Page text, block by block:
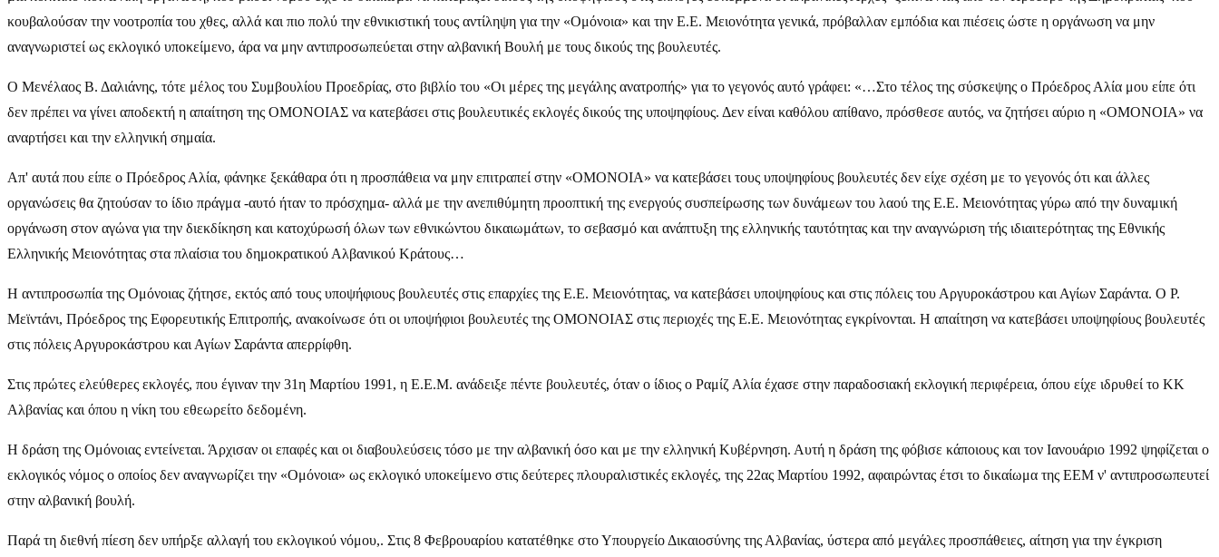
κουβαλούσαν την νοοτροπία του χθες, αλλά και πιο πολύ την εθνικιστική τους αντίληψη για την «Ομόνοια» και την Ε.Ε. Μειονότητα γενικά, πρόβαλλαν εμπόδια και πιέσεις ώστε η οργάνωση να μην
αναγνωριστεί ως εκλογικό υποκείμενο, άρα να μην αντιπροσωπεύεται στην αλβανική Βουλή με τους δικούς της βουλευτές.
Ο Μενέλαος Β. Δαλιάνης, τότε μέλος του Συμβουλίου Προεδρίας, στο βιβλίο του «Οι μέρες της μεγάλης ανατροπής» για το γεγονός αυτό γράφει: «…Στο τέλος της σύσκεψης ο Πρόεδρος Αλία μου είπε ότι
δεν πρέπει να γίνει αποδεκτή η απαίτηση της ΟΜΟΝΟΙΑΣ να κατεβάσει στις βουλευτικές εκλογές δικούς της υποψηφίους. Δεν είναι καθόλου απίθανο, πρόσθεσε αυτός, να ζητήσει αύριο η «ΟΜΟΝΟΙΑ» να
αναρτήσει και την ελληνική σημαία.
Απ' αυτά που είπε ο Πρόεδρος Αλία, φάνηκε ξεκάθαρα ότι η προσπάθεια να μην επιτραπεί στην «ΟΜΟΝΟΙΑ» να κατεβάσει τους υποψηφίους βουλευτές δεν είχε σχέση με το γεγονός ότι και άλλες
οργανώσεις θα ζητούσαν το ίδιο πράγμα -αυτό ήταν το πρόσχημα- αλλά με την ανεπιθύμητη προοπτική της ενεργούς συσπείρωσης των δυνάμεων του λαού της Ε.Ε. Μειονότητας γύρω από την δυναμική
οργάνωση στον αγώνα για την διεκδίκηση και κατοχύρωσή όλων των εθνικώντου δικαιωμάτων, το σεβασμό και ανάπτυξη της ελληνικής ταυτότητας και την αναγνώριση τής ιδιαιτερότητας της Εθνικής
Ελληνικής Μειονότητας στα πλαίσια του δημοκρατικού Αλβανικού Κράτους…
Η αντιπροσωπία της Ομόνοιας ζήτησε, εκτός από τους υποψήφιους βουλευτές στις επαρχίες της Ε.Ε. Μειονότητας, να κατεβάσει υποψηφίους και στις πόλεις του Αργυροκάστρου και Αγίων Σαράντα. Ο Ρ.
Μεϊντάνι, Πρόεδρος της Εφορευτικής Επιτροπής, ανακοίνωσε ότι οι υποψήφιοι βουλευτές της ΟΜΟΝΟΙΑΣ στις περιοχές της Ε.Ε. Μειονότητας εγκρίνονται. Η απαίτηση να κατεβάσει υποψηφίους βουλευτές
στις πόλεις Αργυροκάστρου και Αγίων Σαράντα απερρίφθη.
Στις πρώτες ελεύθερες εκλογές, που έγιναν την 31η Μαρτίου 1991, η Ε.Ε.Μ. ανάδειξε πέντε βουλευτές, όταν ο ίδιος ο Ραμίζ Αλία έχασε στην παραδοσιακή εκλογική περιφέρεια, όπου είχε ιδρυθεί το ΚΚ
Αλβανίας και όπου η νίκη του εθεωρείτο δεδομένη.
Η δράση της Ομόνοιας εντείνεται. Άρχισαν οι επαφές και οι διαβουλεύσεις τόσο με την αλβανική όσο και με την ελληνική Κυβέρνηση. Αυτή η δράση της φόβισε κάποιους και τον Ιανουάριο 1992 ψηφίζεται ο
εκλογικός νόμος ο οποίος δεν αναγνωρίζει την «Ομόνοια» ως εκλογικό υποκείμενο στις δεύτερες πλουραλιστικές εκλογές, της 22ας Μαρτίου 1992, αφαιρώντας έτσι το δικαίωμα της ΕΕΜ ν' αντιπροσωπευτεί
στην αλβανική βουλή.
Παρά τη διεθνή πίεση δεν υπήρξε αλλαγή του εκλογικού νόμου,. Στις 8 Φεβρουαρίου κατατέθηκε στο Υπουργείο Δικαιοσύνης της Αλβανίας, ύστερα από μεγάλες προσπάθειες, αίτηση για την έγκριση